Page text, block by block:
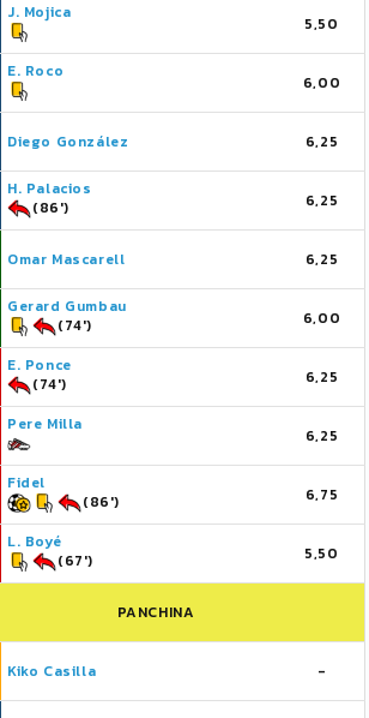
J. Mojica
5,50
E. Roco
6,00
Diego González 6,25
H. Palacios
(86')
6,25
Omar Mascarell 6,25
Gerard Gumbau
(74')
6,00
E. Ponce
(74')
6,25
Pere Milla
6,25
Fidel
(86')
6,75
L. Boyé
(67')
5,50
PANCHINA
Kiko Casilla -